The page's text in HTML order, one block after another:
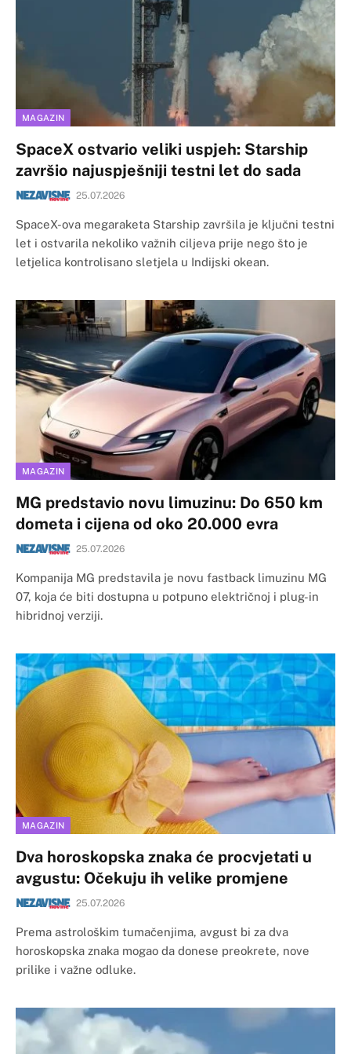
MAGAZIN
SpaceX ostvario veliki uspjeh: Starship
završio najuspješniji testni let do sada
25.07.2026
SpaceX-ova megaraketa Starship završila je ključni testni
let i ostvarila nekoliko važnih ciljeva prije nego što je
letjelica kontrolisano sletjela u Indijski okean.
MAGAZIN
MG predstavio novu limuzinu: Do 650 km
dometa i cijena od oko 20.000 evra
25.07.2026
Kompanija MG predstavila je novu fastback limuzinu MG
07, koja će biti dostupna u potpuno električnoj i plug-in
hibridnoj verziji.
MAGAZIN
Dva horoskopska znaka će procvjetati u
avgustu: Očekuju ih velike promjene
25.07.2026
Prema astrološkim tumačenjima, avgust bi za dva
horoskopska znaka mogao da donese preokrete, nove
prilike i važne odluke.